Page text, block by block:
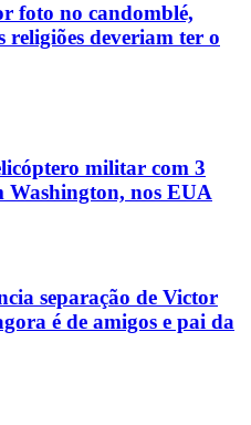
foto no candomblé,
religiões deveriam ter o
militar com 3
Washington, nos EUA
separação de Victor
é de amigos e pai da